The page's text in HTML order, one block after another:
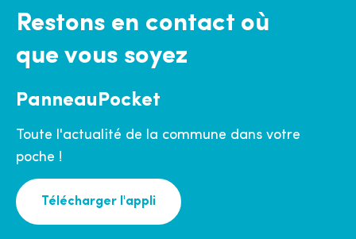
Restons en contact où
que vous soyez
PanneauPocket
Toute l'actualité de la commune dans votre
poche !
Télécharger l'appli